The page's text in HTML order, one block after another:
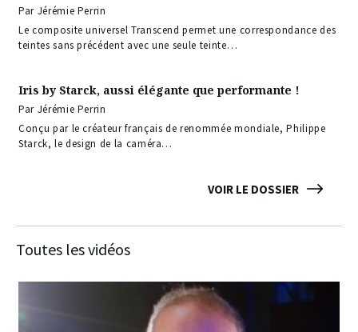
VOIR LE DOSSIER
Par Jérémie Perrin
Le composite universel Transcend permet une correspondance des
teintes sans précédent avec une seule teinte…
Iris by Starck, aussi élégante que performante !
Par Jérémie Perrin
Conçu par le créateur français de renommée mondiale, Philippe
Starck, le design de la caméra…
Toutes les vidéos